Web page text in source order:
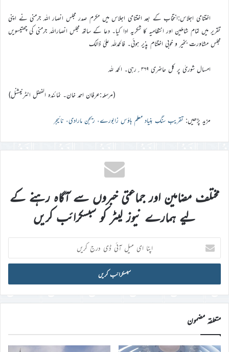
اختتامی اجلاس:انتخاب کے بعد اختتامی اجلاس میں مکرم صدر مجلس انصار اللہ جرمنی نے اپنی
تقریر میں تمام شاملین اور انتظامیہ کا شکریہ ادا کیا۔ دعا کے ساتھ مجلس انصاراللہ جرمنی کی چھتیسویں
مجلس مشاورت بخیر و خوبی اختتام پذیر ہوئی۔ فالحمدللہ علیٰ ذالک
امسال شوریٰ پر کل حاضری ۳۶۹؍رہی۔ الحمد للہ
(مرسلہ:عرفان احمد خان۔ نمائندہ الفضل انٹرنیشنل)
مزید پڑھیں: تقریب سنگِ بنیاد معلم ہاؤس زابورے، ریجن مارادی، نائیجر
مختلف مضامین اور جماعتی خبروں سے آگاہ رہنے کے
لیے ہمارے نیوز لیٹر کو سبسکرائب کریں
اپنا
ای
میل
ڈی
درج
کریں
متعلقہ مضمون